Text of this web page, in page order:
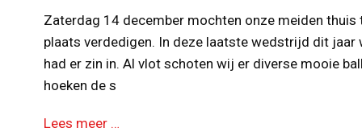
Zaterdag 14 december mochten onze meiden thuis
plaats verdedigen. In deze laatste wedstrijd dit jaar
had er zin in. Al vlot schoten wij er diverse mooie
hoeken de s
Lees meer …